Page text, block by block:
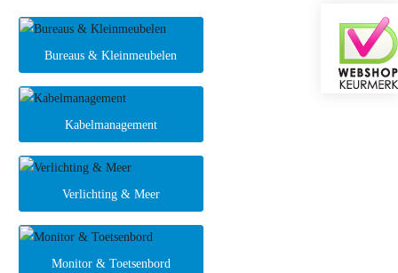
Bureaus & Kleinmeubelen
Kabelmanagement
Verlichting & Meer
Monitor & Toetsenbord